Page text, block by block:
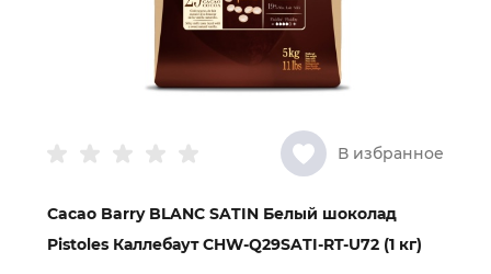
В избранное
Cacao Barry BLANC SATIN Белый шоколад
Pistoles Каллебаут CHW-Q29SATI-RT-U72 (1 кг)